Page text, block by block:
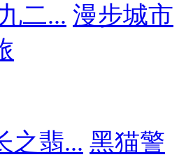
二... 漫步城市
之翡... 黑猫警